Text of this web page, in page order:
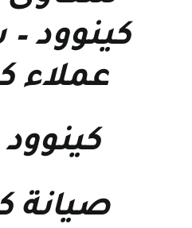
كينوود–
عملاء
صيانة